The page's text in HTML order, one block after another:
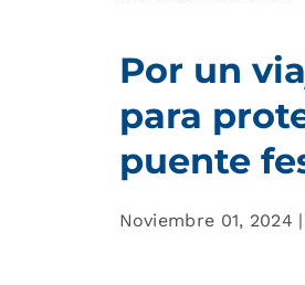
Por un
para
puente
Noviembre 01,